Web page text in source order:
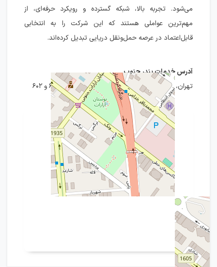
می‌شود. تجربه بالا، شبکه گسترده و رویکرد حرفه‌ای، از
مهم‌ترین عواملی هستند که این شرکت را به انتخابی
قابل‌اعتماد در عرصه حمل‌ونقل دریایی تبدیل کرده‌اند.
آدرس خدمات بندر جنوب
تهران، خیابان ونک، برج آیینه ونک، پلاک ۱۱۰، طبقه ۶ و ۶۰۲